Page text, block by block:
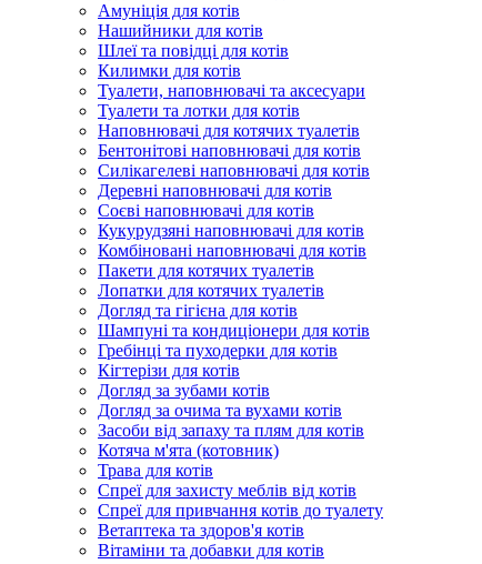
Амуніція для котів
Нашийники для котів
Шлеї та повідці для котів
Килимки для котів
Туалети, наповнювачі та аксесуари
Туалети та лотки для котів
Наповнювачі для котячих туалетів
Бентонітові наповнювачі для котів
Силікагелеві наповнювачі для котів
Деревні наповнювачі для котів
Соєві наповнювачі для котів
Кукурудзяні наповнювачі для котів
Комбіновані наповнювачі для котів
Пакети для котячих туалетів
Лопатки для котячих туалетів
Догляд та гігієна для котів
Шампуні та кондиціонери для котів
Гребінці та пуходерки для котів
Кігтерізи для котів
Догляд за зубами котів
Догляд за очима та вухами котів
Засоби від запаху та плям для котів
Котяча м'ята (котовник)
Трава для котів
Спреї для захисту меблів від котів
Спреї для привчання котів до туалету
Ветаптека та здоров'я котів
Вітаміни та добавки для котів